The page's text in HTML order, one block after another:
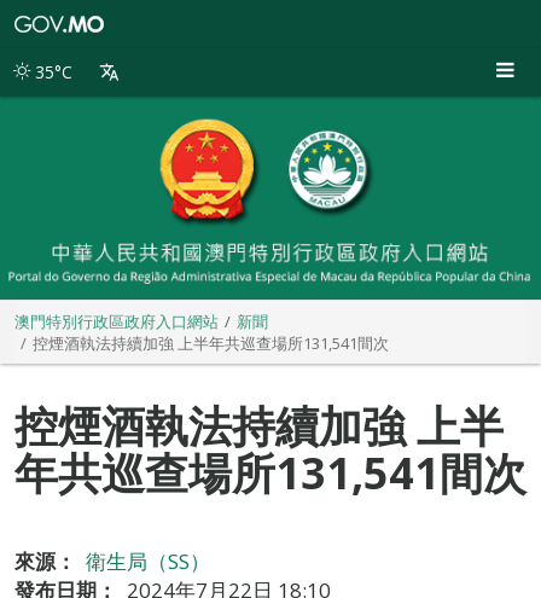
別
35°C
澳門特別行政區政府入口網站
新聞
控煙酒執法持續加強 上半年共巡查場所131,541間次
控煙酒執法持續加強 上半
年共巡查場所131,541間次
來源：
衛生局（SS）
發布日期：
2024年7月22日 18:10